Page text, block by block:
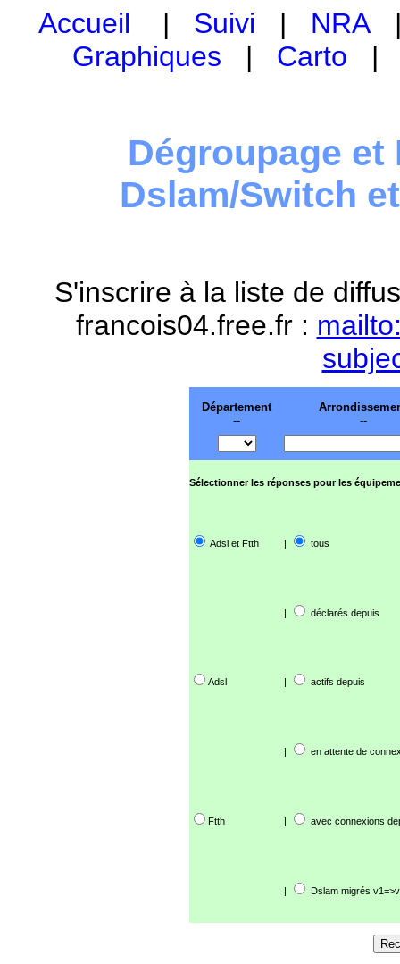
Accueil | Suivi | NRA
Graphiques | Carto
Dégroupage et
Dslam/Switch
S'inscrire à la liste de
francois04.free.fr :
Département
--
--
Sélectionner les réponses pour les
Adsl et Ftth | tous
| déclarés depuis
Adsl | actifs depuis
| en attente de
Ftth | avec connexions
| Dslam migrés